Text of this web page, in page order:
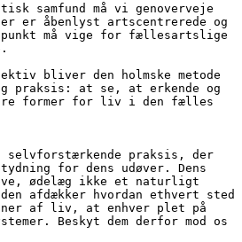
samfund må vi genoverveje
er åbenlyst artscentrerede og
må vige for fællesartslige
bliver den holmske metode
praksis: at se, at erkende og
former for liv i den fælles
selvforstærkende praksis, der
for dens udøver. Dens
ødelæg ikke et naturligt
afdækker hvordan ethvert sted
af liv, at enhver plet på
Beskyt dem derfor mod os